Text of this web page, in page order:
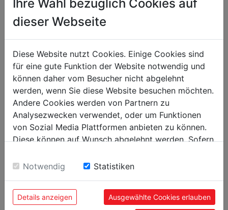
Données sur les moteurs
Voltage 400 V / 50 Hz
dimensions
Portée en mm 360
Dimensions table mm 800 x 260
Dimensions machine mm 2100 x 1750 x 2300
Capacité de perçage maxi en mm
Taille de filetage max. M 16
Ihre Wahl bezüglich Cookies auf
dieser Webseite
Diese Website nutzt Cookies. Einige Cookies sind
für eine gute Funktion der Website notwendig und
können daher vom Besucher nicht abgelehnt
werden, wenn Sie diese Website besuchen möchten.
Andere Cookies werden von Partnern zu
Analysezwecken verwendet, oder um Funktionen
von Sozial Media Plattformen anbieten zu können.
Diese können auf Wunsch abgelehnt werden. Sofern
Einwilligung zu unseren Cookies.
Notwendig Statistiken
Details anzeigen Ausgewählte Cookies erlauben